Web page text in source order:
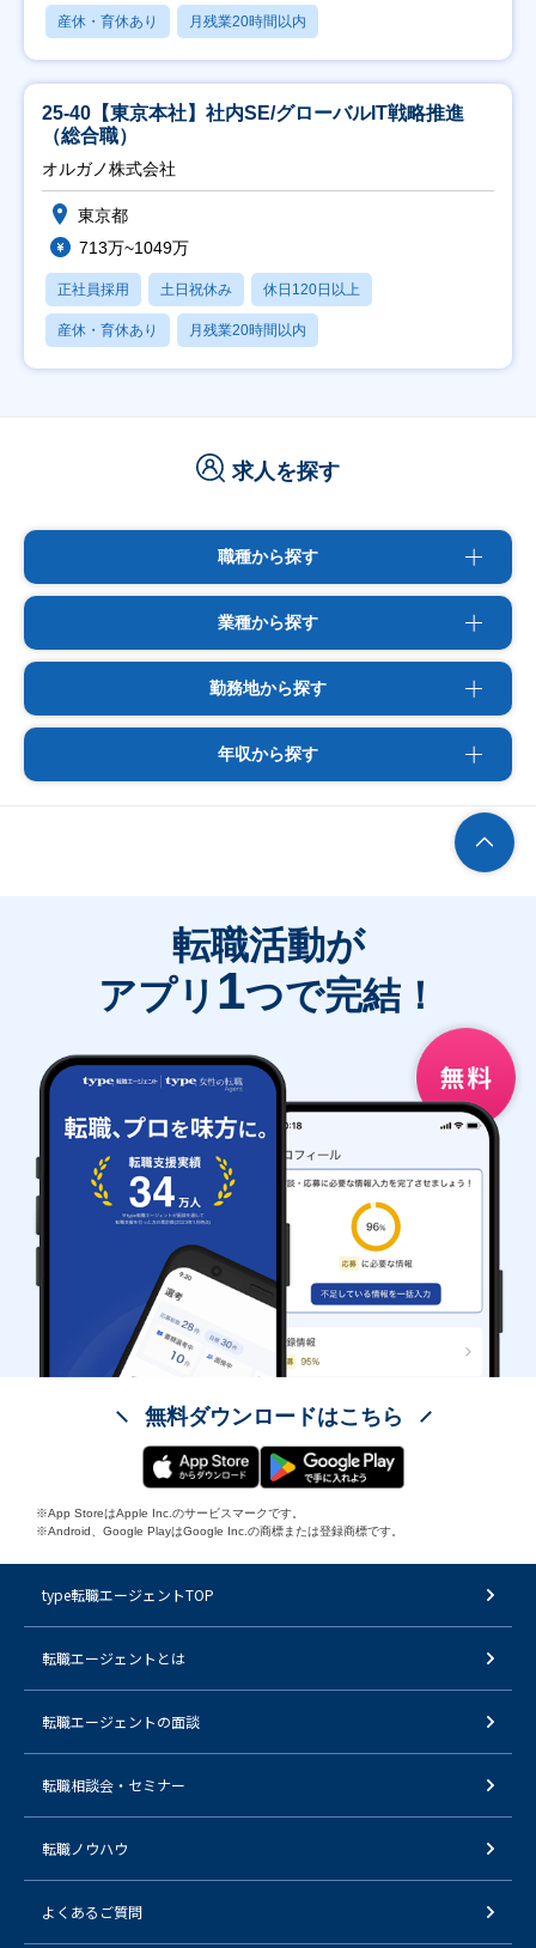
産休・育休あり 月残業20時間以内
25-40【東京本社】社内SE/グローバルIT戦略推進
（総合職）
オルガノ株式会社
東京都
713万~1049万
正社員採用 土日祝休み 休日120日以上
産休・育休あり 月残業20時間以内
求人を探す
職種から探す
業種から探す
勤務地から探す
年収から探す
転職活動が
アプリ 1つで完結！
無料ダウンロードはこちら
※App StoreはApple Inc.のサービスマークです。
※Android、Google PlayはGoogle Inc.の商標または登録商標です。
type転職エージェントTOP
転職エージェントとは
転職エージェントの面談
転職相談会・セミナー
転職ノウハウ
よくあるご質問